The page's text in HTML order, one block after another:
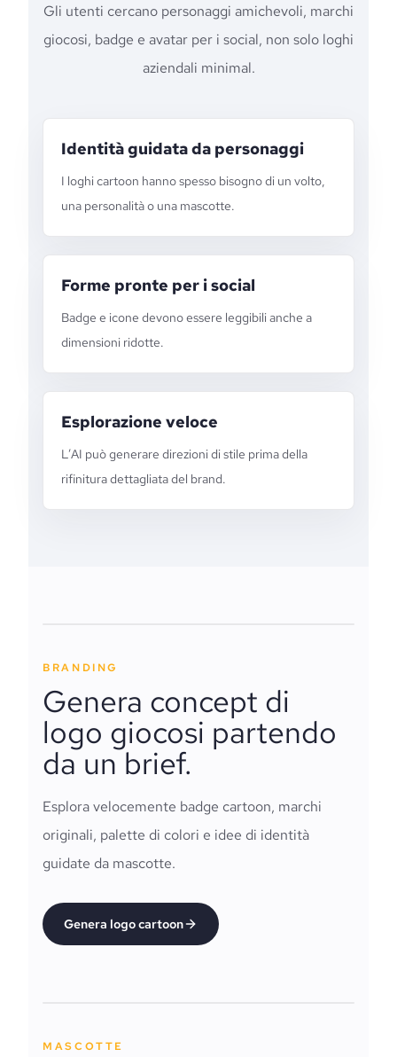
Gli utenti cercano personaggi amichevoli, marchi
giocosi, badge e avatar per i social, non solo loghi
aziendali minimal.
Identità guidata da personaggi
I loghi cartoon hanno spesso bisogno di un volto,
una personalità o una mascotte.
Forme pronte per i social
Badge e icone devono essere leggibili anche a
dimensioni ridotte.
Esplorazione veloce
L’AI può generare direzioni di stile prima della
rifinitura dettagliata del brand.
BRANDING
Genera concept di
logo giocosi partendo
da un brief.
Esplora velocemente badge cartoon, marchi
originali, palette di colori e idee di identità
guidate da mascotte.
Genera logo cartoon
MASCOTTE